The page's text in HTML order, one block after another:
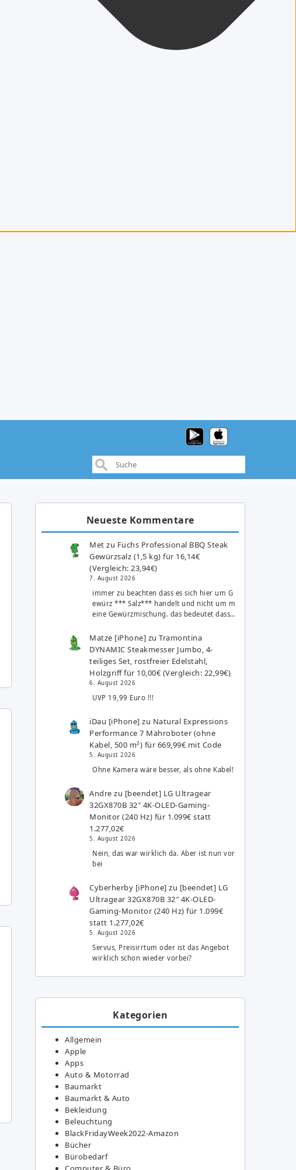
Neueste Kommentare
Met zu Fuchs Professional BBQ Steak
Gewürzsalz (1,5 kg) für 16,14€
(Vergleich: 23,94€)
7. August 2026
immer zu beachten dass es sich hier um G
ewürz *** Salz*** handelt und nicht um m
eine Gewürzmischung. das bedeutet dass…
Matze [iPhone] zuTramontina
DYNAMIC Steakmesser Jumbo, 4-
teiliges Set, rostfreier Edelstahl,
Holzgriff für 10,00€ (Vergleich: 22,99€)
6. August 2026
UVP 19,99 Euro !!!
iDau [iPhone] zu Natural Expressions
Performance 7 Mähroboter (ohne
Kabel, 500 m²) für 669,99€ mit Code
5. August 2026
Ohne Kamera wäre besser, als ohne Kabel!
Andre zu [beendet] LG Ultragear
32GX870B 32″ 4K-OLED-Gaming-
Monitor (240 Hz) für 1.099€ statt
1.277,02€
5. August 2026
Nein, das war wirklich da. Aber ist nun vor
bei
Cyberherby [iPhone] zu [beendet] LG
Ultragear 32GX870B 32″ 4K-OLED-
Gaming-Monitor (240 Hz) für 1.099€
statt 1.277,02€
5. August 2026
Servus, Preisirrtum oder ist das Angebot
wirklich schon wieder vorbei?
Kategorien
Allgemein
Apple
Apps
Auto & Motorrad
Baumarkt
Baumarkt & Auto
Bekleidung
Beleuchtung
BlackFridayWeek2022-Amazon
Bücher
Bürobedarf